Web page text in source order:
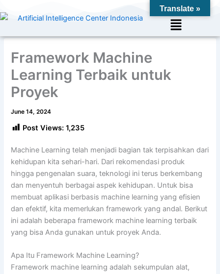
to
Menu
Framework Machine
Learning Terbaik untuk
Proyek
June 14, 2024
Post Views: 1,235
Machine Learning telah menjadi bagian tak terpisahkan dari
kehidupan kita sehari-hari. Dari rekomendasi produk
hingga pengenalan suara, teknologi ini terus berkembang
dan menyentuh berbagai aspek kehidupan. Untuk bisa
membuat aplikasi berbasis machine learning yang efisien
dan efektif, kita memerlukan framework yang andal. Berikut
ini adalah beberapa framework machine learning terbaik
yang bisa Anda gunakan untuk proyek Anda.
Apa Itu Framework Machine Learning?
Framework machine learning adalah sekumpulan alat,
Translate »